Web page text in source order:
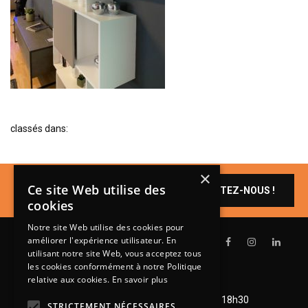
BIBLIOTHÈQUE
TABLE BASSE
FAUTEUILS
CANAPÉS
CHAISES
LITERIE
MATELAS
LITS RELEVABLES
classés dans:
Un produit vous
intéresse ?
CONTACTEZ-NOUS !
Lundi de 14h à 18h30
Mardi à vendredi de 9h à 12h et de 14h à 18h30
×
Ce site Web utilise des
cookies
Notre site Web utilise des cookies pour
améliorer l'expérience utilisateur. En
utilisant notre site Web, vous acceptez tous
les cookies conformément à notre Politique
relative aux cookies. En savoir plus